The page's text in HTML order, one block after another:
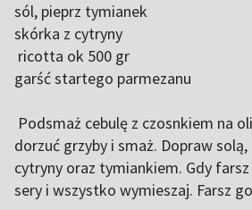
sól, pieprz tymianek
skórka z cytryny
ricotta ok 500 gr
garść startego parmezanu
Podsmaż cebulę z czosnkiem na
dorzuć grzyby i smaż. Dopraw
cytryny oraz tymiankiem. Gdy
sery i wszystko wymieszaj. Farsz